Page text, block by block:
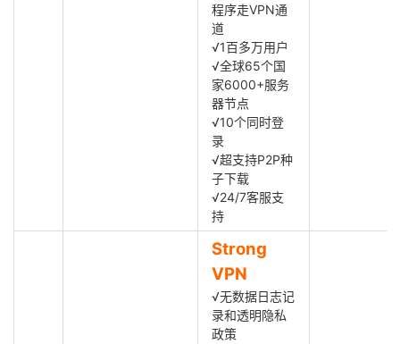
程序走VPN通
道
√1百多万用户
√全球65个国
家6000+服务
器节点
√10个同时登
录
√超支持P2P种
子下载
√24/7客服支
持
Strong
VPN
√无数据日志记
录和透明隐私
政策